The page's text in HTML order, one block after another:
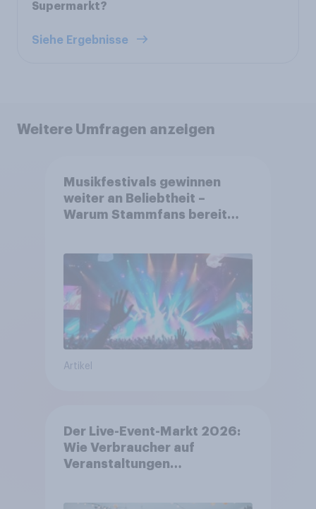
Supermarkt?
Siehe Ergebnisse
Weitere Umfragen anzeigen
Musikfestivals gewinnen
weiter an Beliebtheit –
Warum Stammfans bereit
Artikel
Der Live-Event-Markt 2026:
Wie Verbraucher auf
Veranstaltungen